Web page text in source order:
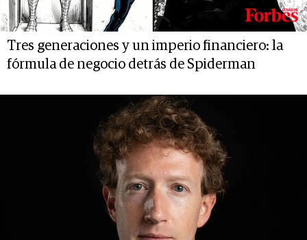
Tres generaciones y un imperio financiero: la
fórmula de negocio detrás de Spiderman